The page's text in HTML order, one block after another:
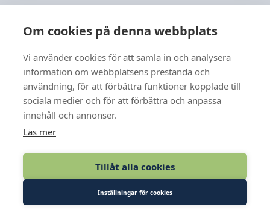
Om cookies på denna webbplats
Vi använder cookies för att samla in och analysera
information om webbplatsens prestanda och
användning, för att förbättra funktioner kopplade till
sociala medier och för att förbättra och anpassa
innehåll och annonser.
Läs mer
Tillåt alla cookies
Inställningar för cookies
JRF
FÖLJ OSS
MEDLEM